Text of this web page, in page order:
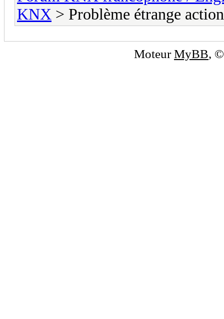
KNX > Problème étrange
MoteurMyBB,